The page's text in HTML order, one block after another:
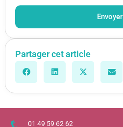
Envoyer
Partager cet article
01 49 59 62 62